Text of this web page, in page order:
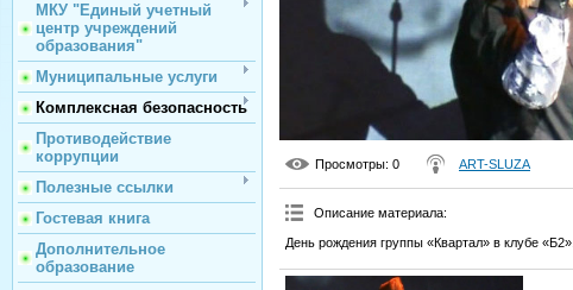
МКУ "Единый учетный
центр учреждений
образования"
Муниципальные услуги
Комплексная безопасность
Противодействие
коррупции
Полезные ссылки
Гостевая книга
Дополнительное
образование
Просмотры: 0 ART-SLUZA
Описание материала:
День рождения группы «Квартал» в клубе «Б2».